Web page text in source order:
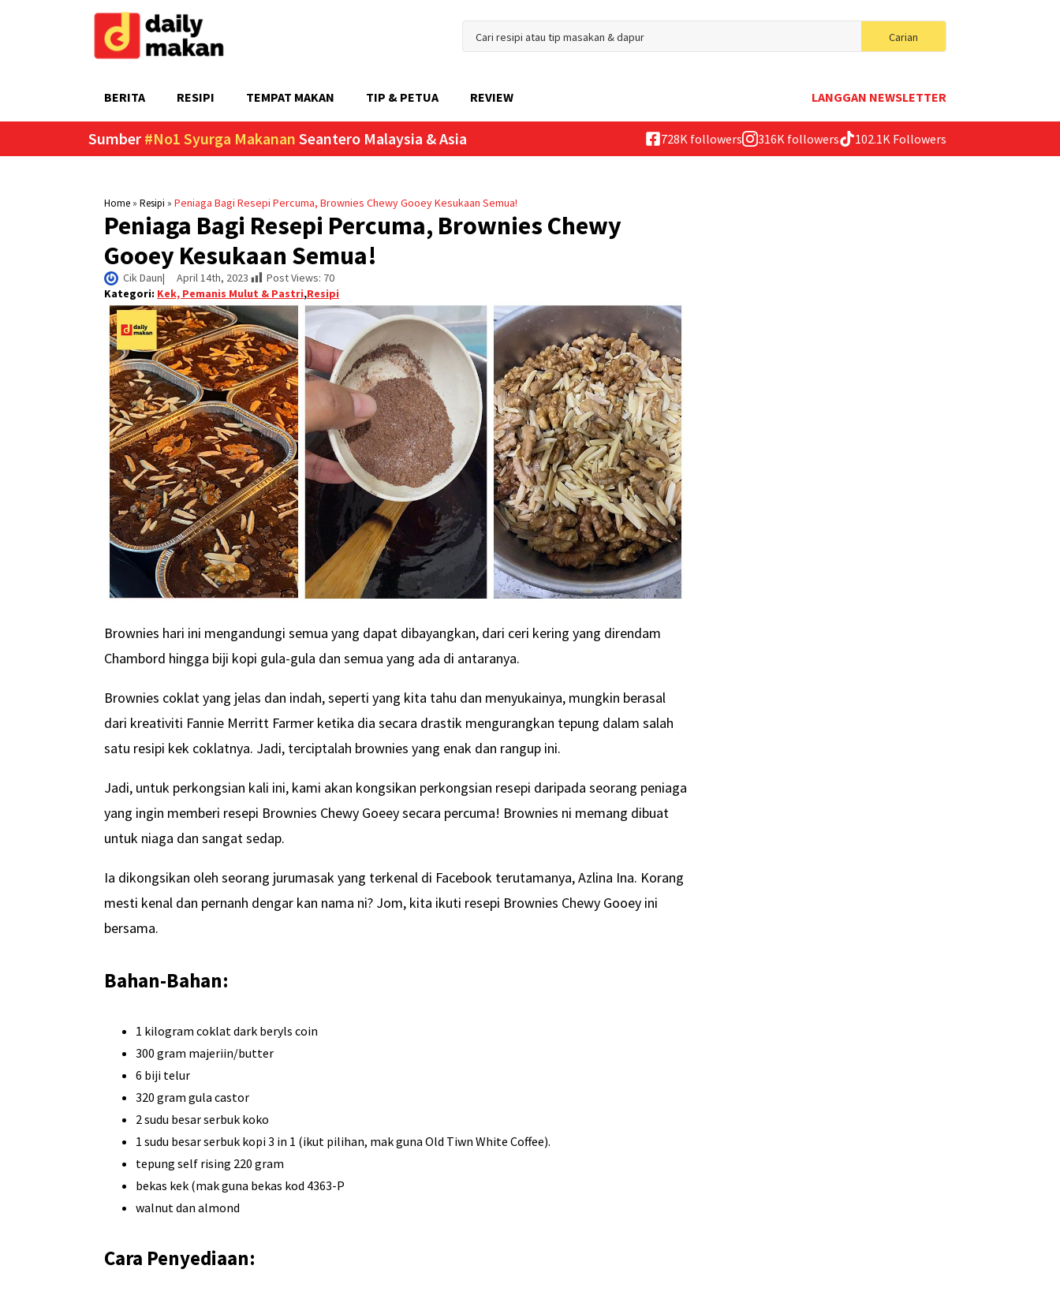
Carian
for:
BERITA RESIPI TEMPAT MAKAN TIP & PETUA REVIEW LANGGAN NEWSLETTER
Sumber #No1 Syurga Makanan Seantero Malaysia & Asia 728K followers 316K followers 102.1K Followers
Home» Resipi » Peniaga Bagi Resepi Percuma, Brownies Chewy Gooey Kesukaan Semua!
Peniaga Bagi Resepi Percuma, Brownies Chewy
Gooey Kesukaan Semua!
Cik Daun| April 14th, 2023 Post Views: 70
Kategori: Kek, Pemanis Mulut & Pastri,Resipi
Brownies hari ini mengandungi semua yang dapat dibayangkan, dari ceri kering yang direndam
Chambord hingga biji kopi gula-gula dan semua yang ada di antaranya.
Brownies coklat yang jelas dan indah, seperti yang kita tahu dan menyukainya, mungkin berasal
dari kreativiti Fannie Merritt Farmer ketika dia secara drastik mengurangkan tepung dalam salah
satu resipi kek coklatnya. Jadi, terciptalah brownies yang enak dan rangup ini.
Jadi, untuk perkongsian kali ini, kami akan kongsikan perkongsian resepi daripada seorang peniaga
yang ingin memberi resepi Brownies Chewy Goeey secara percuma! Brownies ni memang dibuat
untuk niaga dan sangat sedap.
Ia dikongsikan oleh seorang jurumasak yang terkenal di Facebook terutamanya, Azlina Ina. Korang
mesti kenal dan pernanh dengar kan nama ni? Jom, kita ikuti resepi Brownies Chewy Gooey ini
bersama.
Bahan-Bahan:
1 kilogram coklat dark beryls coin
300 gram majeriin/butter
6 biji telur
320 gram gula castor
2 sudu besar serbuk koko
1 sudu besar serbuk kopi 3 in 1 (ikut pilihan, mak guna Old Tiwn White Coffee).
tepung self rising 220 gram
bekas kek (mak guna bekas kod 4363-P
walnut dan almond
Cara Penyediaan: